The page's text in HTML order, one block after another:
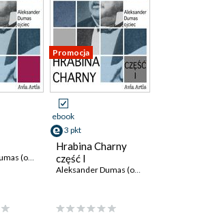
Aleksander Dumas (ojciec)
Promocja
ebook
3 pkt
Hrabina Charny
część I
Aleksander Dumas (ojciec)